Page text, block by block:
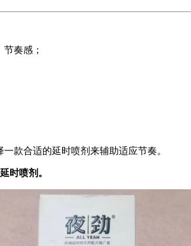
奏感；
款合适的延时喷剂来辅助适应节奏。
时喷剂。